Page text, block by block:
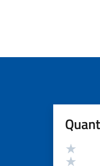
Valutazione